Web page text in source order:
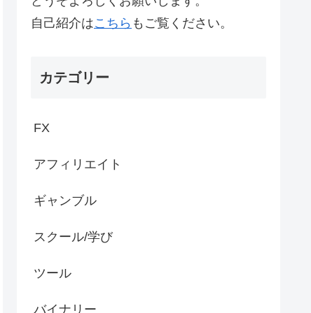
自己紹介はこちら もご覧ください。
カテゴリー
FX
アフィリエイト
ギャンブル
スクール/学び
ツール
バイナリー